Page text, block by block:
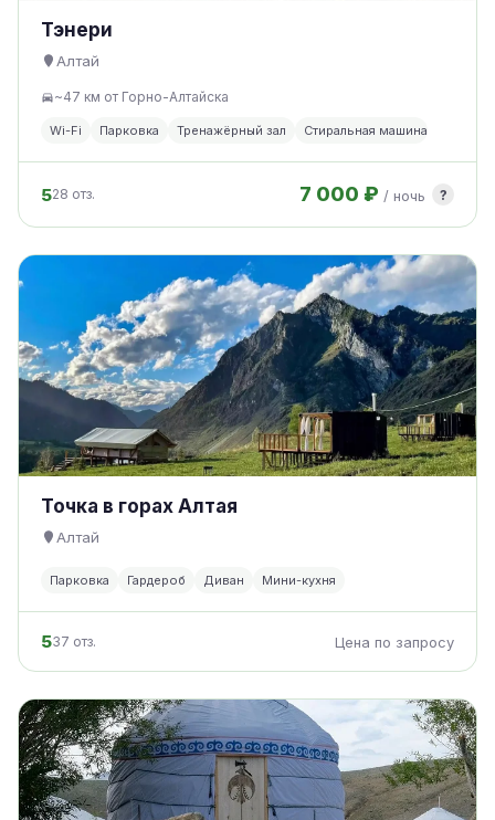
Тэнери
Алтай
~47 км от Горно-Алтайска
Wi-Fi Парковка Тренажёрный зал Стиральная машина
528 отз. 7 000 ₽ / ночь ?
Точка в горах Алтая
Алтай
Парковка Гардероб Диван Мини-кухня
537 отз. Цена по запросу